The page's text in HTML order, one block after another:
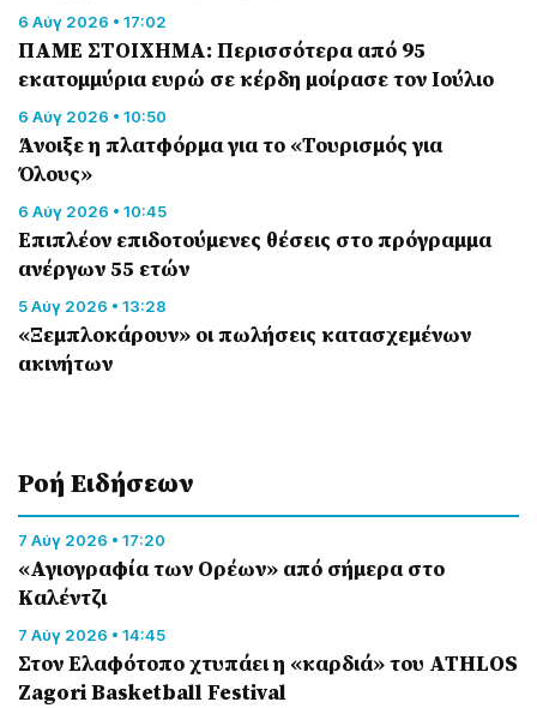
6 Αύγ 2026 • 17:02
ΠΑΜΕ ΣΤΟΙΧΗΜΑ: Περισσότερα από 95
εκατομμύρια ευρώ σε κέρδη μοίρασε τον Ιούλιο
6 Αύγ 2026 • 10:50
Άνοιξε η πλατφόρμα για το «Τουρισμός για
Όλους»
6 Αύγ 2026 • 10:45
Επιπλέον επιδοτούμενες θέσεις στο πρόγραμμα
ανέργων 55 ετών
5 Αύγ 2026 • 13:28
«Ξεμπλοκάρουν» οι πωλήσεις κατασχεμένων
ακινήτων
Ροή Eιδήσεων
7 Αύγ 2026 • 17:20
«Αγιογραφία των Ορέων» από σήμερα στο
Καλέντζι
7 Αύγ 2026 • 14:45
Στον Ελαφότοπο χτυπάει η «καρδιά» του ATHLOS
Zagori Basketball Festival